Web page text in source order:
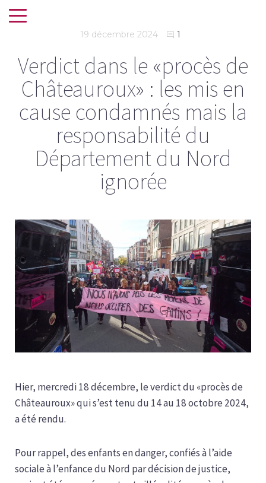
19 décembre 2024 1
Verdict dans le «procès de
Châteauroux» : les mis en
cause condamnés mais la
responsabilité du
Département du Nord
ignorée
Hier, mercredi 18 décembre, le verdict du «procès de
Châteauroux» qui s’est tenu du 14 au 18 octobre 2024,
a été rendu.
Pour rappel, des enfants en danger, confiés à l’aide
sociale à l’enfance du Nord par décision de justice,